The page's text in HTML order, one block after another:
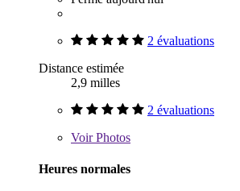
2 évaluations
Distance estimée
2,9 milles
2 évaluations
VoirPhotos
Heures normales